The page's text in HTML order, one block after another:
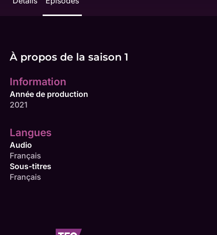
À propos de la saison 1
Information
Année de production
2021
Langues
Audio
Français
Sous-titres
Français